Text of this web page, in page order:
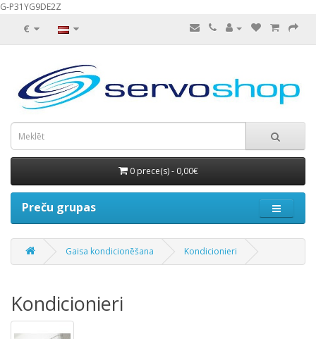
G-P31YG9DE2Z
€
0 prece(s) - 0,00€
Preču grupas
Gaisa kondicionēšana Kondicionieri
Kondicionieri